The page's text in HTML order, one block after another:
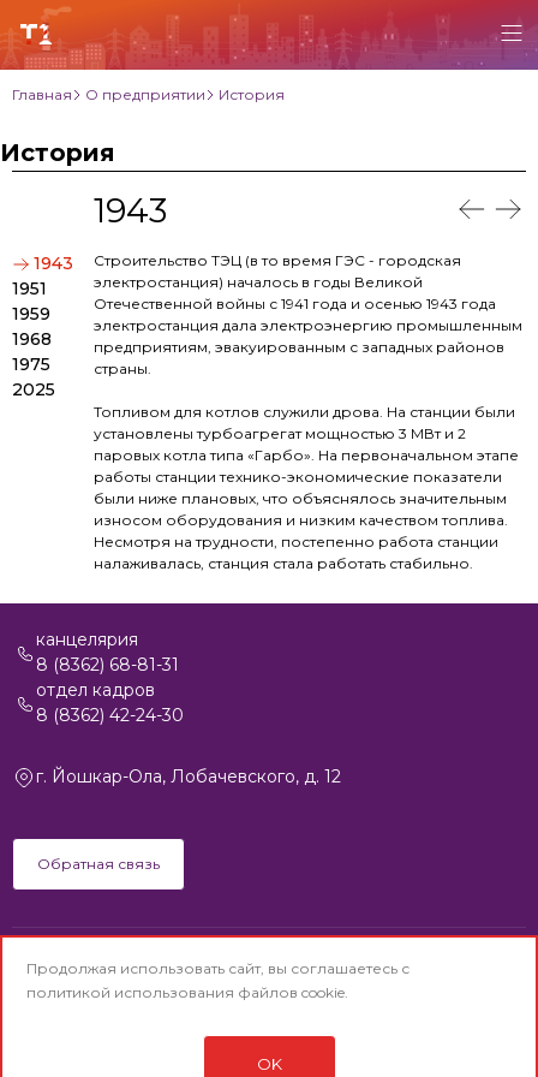
Главная О предприятии История
История
1943
1951
1959
1968
1975
2025
1943
Строительство ТЭЦ (в то время ГЭС - городская
электростанция) началось в годы Великой
Отечественной войны с 1941 года и осенью 1943 года
электростанция дала электроэнергию промышленным
предприятиям, эвакуированным с западных районов
страны.
Топливом для котлов служили дрова. На станции были
установлены турбоагрегат мощностью 3 МВт и 2
паровых котла типа «Гарбо». На первоначальном этапе
работы станции технико-эконо­мические показатели
были ниже плановых, что объяснялось значительным
износом оборудования и низким качеством топлива.
Несмотря на трудности, постепенно работа станции
налаживалась, станция стала работать стабильно.
канцелярия
8 (8362) 68-81-31
отдел кадров
8 (8362) 42-24-30
г. Йошкар-Ола, Лобачевского, д. 12
Обратная связь
© АО «Йошкар-Олинская ТЭЦ-1» © 1992-2025
(Старая версия сайта)
Продолжая использовать сайт, вы соглашаетесь с
политикой использования файлов cookie.
OK